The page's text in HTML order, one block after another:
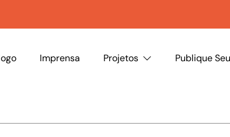
Imprensa Projetos Publique